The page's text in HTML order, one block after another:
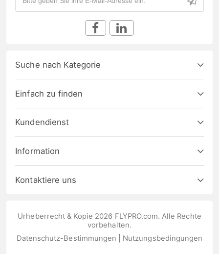
Suche nach Kategorie
Einfach zu finden
Kundendienst
Information
Kontaktiere uns
Urheberrecht & Kopie 2026 FLYPRO.com. Alle Rechte
vorbehalten.
Datenschutz-Bestimmungen
Nutzungsbedingungen